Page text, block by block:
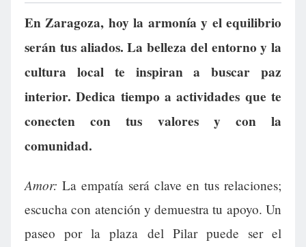
En Zaragoza, hoy la armonía y el equilibrio
serán tus aliados. La belleza del entorno y la
cultura local te inspiran a buscar paz
interior. Dedica tiempo a actividades que te
conecten con tus valores y con la
comunidad.
Amor: La empatía será clave en tus relaciones;
escucha con atención y demuestra tu apoyo. Un
paseo por la plaza del Pilar puede ser el